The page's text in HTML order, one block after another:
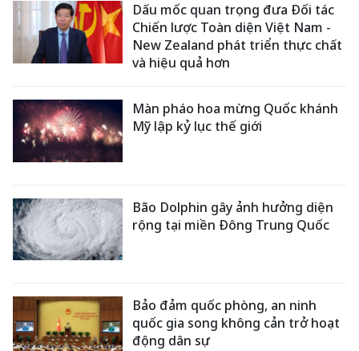
Dấu mốc quan trọng đưa Đối tác
Chiến lược Toàn diện Việt Nam -
New Zealand phát triển thực chất
và hiệu quả hơn
Màn pháo hoa mừng Quốc khánh
Mỹ lập kỷ lục thế giới
Bão Dolphin gây ảnh hưởng diện
rộng tại miền Đông Trung Quốc
Bảo đảm quốc phòng, an ninh
quốc gia song không cản trở hoạt
động dân sự